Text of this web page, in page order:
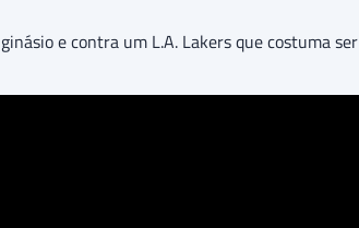
e contra um L.A. Lakers que costuma ser